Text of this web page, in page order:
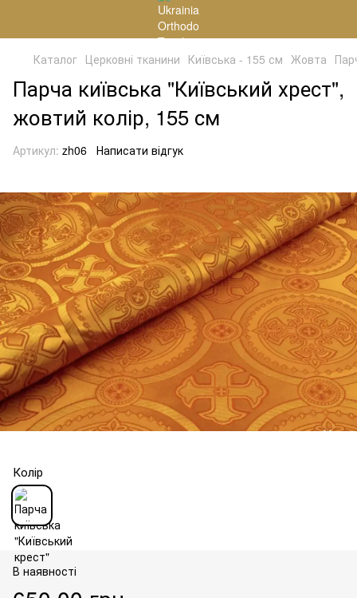
Каталог Церковні тканини Київська - 155 см Жовта
Парча київська "Київський хрест",
жовтий колір, 155 см
Артикул: zh06 Написати відгук
Колір
В наявності